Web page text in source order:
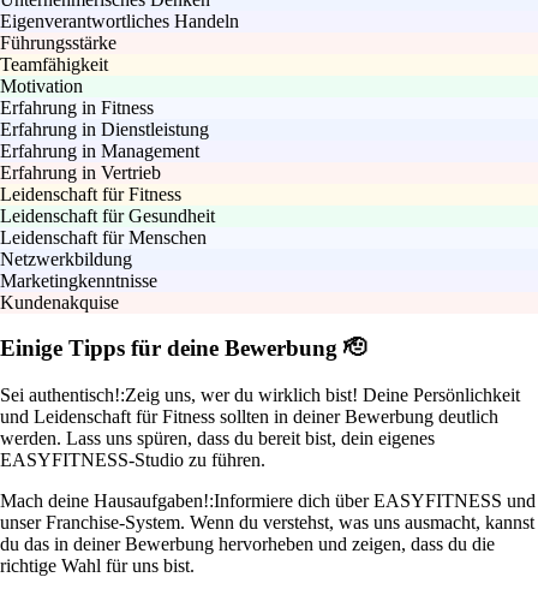
Eigenverantwortliches Handeln
Führungsstärke
Teamfähigkeit
Motivation
Erfahrung in Fitness
Erfahrung in Dienstleistung
Erfahrung in Management
Erfahrung in Vertrieb
Leidenschaft für Fitness
Leidenschaft für Gesundheit
Leidenschaft für Menschen
Netzwerkbildung
Marketingkenntnisse
Kundenakquise
Einige Tipps für deine Bewerbung 🫡
Sei authentisch!:Zeig uns, wer du wirklich bist! Deine Persönlichkeit
und Leidenschaft für Fitness sollten in deiner Bewerbung deutlich
werden. Lass uns spüren, dass du bereit bist, dein eigenes
EASYFITNESS-Studio zu führen.
Mach deine Hausaufgaben!:Informiere dich über EASYFITNESS und
unser Franchise-System. Wenn du verstehst, was uns ausmacht, kannst
du das in deiner Bewerbung hervorheben und zeigen, dass du die
richtige Wahl für uns bist.